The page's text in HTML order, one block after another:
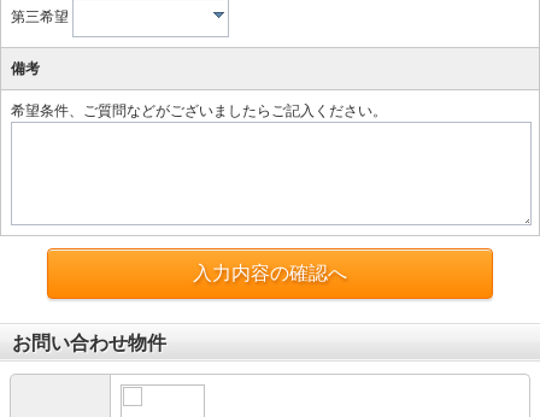
第三希望
備考
希望条件、ご質問などがございましたらご記入ください。
入力内容の確認へ
お問い合わせ物件